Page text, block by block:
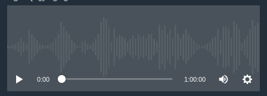
ညွန်း
သုတပဒေသာ အင်္ဂလိပ်စာ
Learning English
0:00 1:00:00